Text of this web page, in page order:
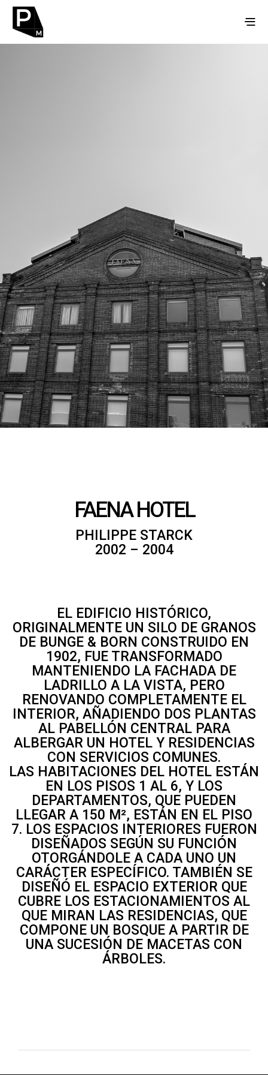
FAENA HOTEL
PHILIPPE STARCK
2002 – 2004
EL EDIFICIO HISTÓRICO,
ORIGINALMENTE UN SILO DE GRANOS
DE BUNGE & BORN CONSTRUIDO EN
1902, FUE TRANSFORMADO
MANTENIENDO LA FACHADA DE
LADRILLO A LA VISTA, PERO
RENOVANDO COMPLETAMENTE EL
INTERIOR, AÑADIENDO DOS PLANTAS
AL PABELLÓN CENTRAL PARA
ALBERGAR UN HOTEL Y RESIDENCIAS
CON SERVICIOS COMUNES.
LAS HABITACIONES DEL HOTEL ESTÁN
EN LOS PISOS 1 AL 6, Y LOS
DEPARTAMENTOS, QUE PUEDEN
LLEGAR A 150 M², ESTÁN EN EL PISO
7. LOS ESPACIOS INTERIORES FUERON
DISEÑADOS SEGÚN SU FUNCIÓN
OTORGÁNDOLE A CADA UNO UN
CARÁCTER ESPECÍFICO. TAMBIÉN SE
DISEÑÓ EL ESPACIO EXTERIOR QUE
CUBRE LOS ESTACIONAMIENTOS AL
QUE MIRAN LAS RESIDENCIAS, QUE
COMPONE UN BOSQUE A PARTIR DE
UNA SUCESIÓN DE MACETAS CON
ÁRBOLES.